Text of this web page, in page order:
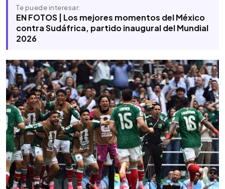
Te puede interesar:
EN FOTOS | Los mejores momentos del México
contra Sudáfrica, partido inaugural del Mundial
2026